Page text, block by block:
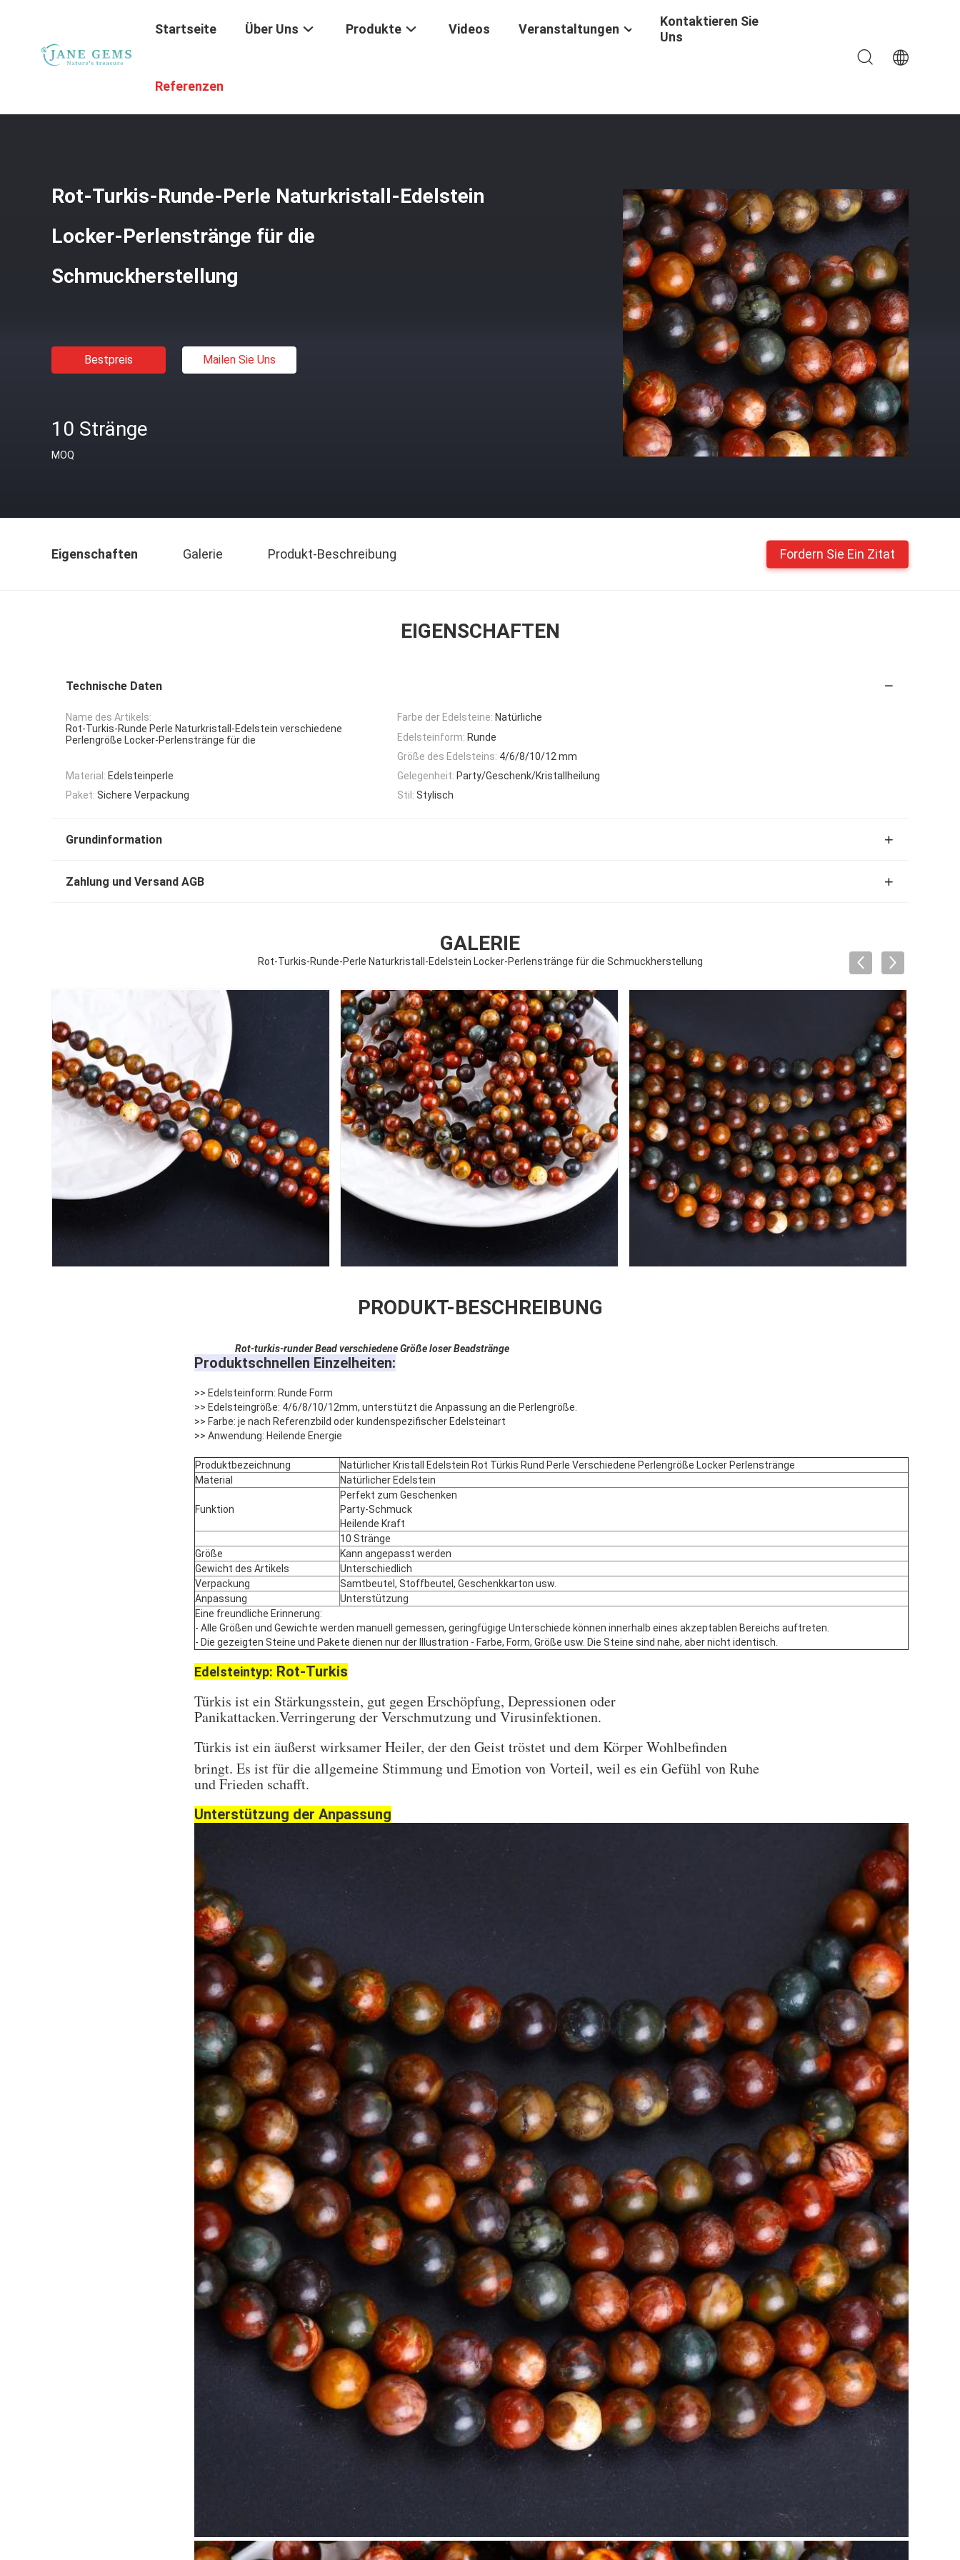
Startseite Über Uns Produkte Videos Veranstaltungen
Kontaktieren Sie
Uns
Referenzen
Rot-Turkis-Runde-Perle Naturkristall-Edelstein
Locker-Perlenstränge für die
Schmuckherstellung
Bestpreis Mailen Sie Uns
10 Stränge
MOQ
Eigenschaften Galerie Produkt-Beschreibung Fordern Sie Ein Zitat
EIGENSCHAFTEN
Technische Daten
Name des Artikels:
Rot-Turkis-Runde Perle Naturkristall-Edelstein verschiedene
Perlengröße Locker-Perlenstränge für die
Farbe der Edelsteine: Natürliche
Edelsteinform: Runde
Größe des Edelsteins: 4/6/8/10/12 mm
Material: Edelsteinperle Gelegenheit: Party/Geschenk/Kristallheilung
Paket: Sichere Verpackung Stil: Stylisch
Grundinformation
Zahlung und Versand AGB
GALERIE
Rot-Turkis-Runde-Perle Naturkristall-Edelstein Locker-Perlenstränge für die Schmuckherstellung
PRODUKT-BESCHREIBUNG
Rot-turkis-runder Bead verschiedene Größe loser Beadstränge
Produktschnellen Einzelheiten:
>> Edelsteinform: Runde Form
>> Edelsteingröße: 4/6/8/10/12mm, unterstützt die Anpassung an die Perlengröße.
>> Farbe: je nach Referenzbild oder kundenspezifischer Edelsteinart
>> Anwendung: Heilende Energie
Produktbezeichnung
Natürlicher Kristall Edelstein Rot Türkis Rund Perle Verschiedene Perlengröße Locker Perlenstränge
Material
Natürlicher Edelstein
Funktion
Perfekt zum Geschenken
Party-Schmuck
Heilende Kraft
10 Stränge
Größe
Kann angepasst werden
Gewicht des Artikels
Unterschiedlich
Verpackung
Samtbeutel, Stoffbeutel, Geschenkkarton usw.
Anpassung
Unterstützung
Eine freundliche Erinnerung:
- Alle Größen und Gewichte werden manuell gemessen, geringfügige Unterschiede können innerhalb eines akzeptablen Bereichs auftreten.
- Die gezeigten Steine und Pakete dienen nur der Illustration - Farbe, Form, Größe usw. Die Steine sind nahe, aber nicht identisch.
Edelsteintyp: Rot-Turkis
Türkis ist ein Stärkungsstein, gut gegen Erschöpfung, Depressionen oder
Panikattacken.Verringerung der Verschmutzung und Virusinfektionen.
Türkis ist ein äußerst wirksamer Heiler, der den Geist tröstet und dem Körper Wohlbefinden
bringt. Es ist für die allgemeine Stimmung und Emotion von Vorteil, weil es ein Gefühl von Ruhe
und Frieden schafft.
Unterstützung der Anpassung